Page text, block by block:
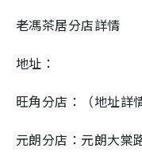
老馮茶居分店詳情
地址：
旺角分店：（地址詳
元朗分店：元朗大棠